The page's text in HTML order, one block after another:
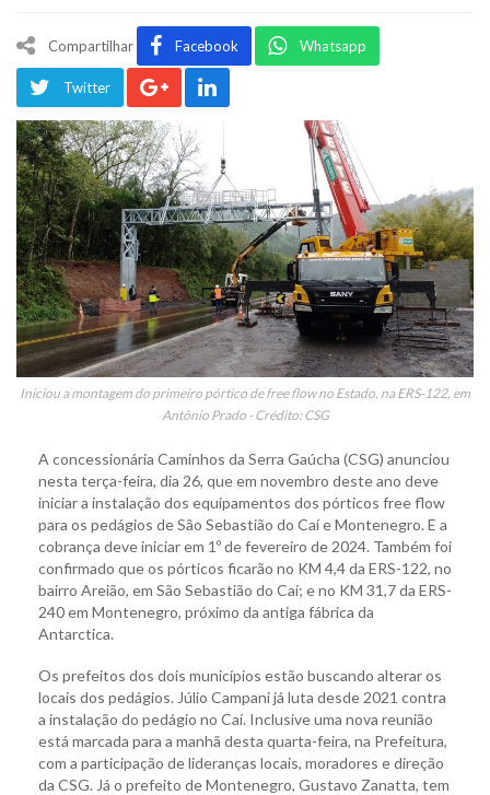
Compartilhar Facebook Whatsapp
Twitter
Iniciou a montagem do primeiro pórtico de free flow no Estado, na ERS-122, em
Antônio Prado - Crédito: CSG
A concessionária Caminhos da Serra Gaúcha (CSG) anunciou
nesta terça-feira, dia 26, que em novembro deste ano deve
iniciar a instalação dos equipamentos dos pórticos free flow
para os pedágios de São Sebastião do Caí e Montenegro. E a
cobrança deve iniciar em 1º de fevereiro de 2024. Também foi
confirmado que os pórticos ficarão no KM 4,4 da ERS-122, no
bairro Areião, em São Sebastião do Caí; e no KM 31,7 da ERS-
240 em Montenegro, próximo da antiga fábrica da
Antarctica.
Os prefeitos dos dois municípios estão buscando alterar os
locais dos pedágios. Júlio Campani já luta desde 2021 contra
a instalação do pedágio no Caí. Inclusive uma nova reunião
está marcada para a manhã desta quarta-feira, na Prefeitura,
com a participação de lideranças locais, moradores e direção
da CSG. Já o prefeito de Montenegro, Gustavo Zanatta, tem